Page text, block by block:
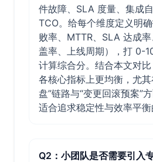
件故障、SLA 度量、集成
TCO。给每个维度定义明
败率、MTTR、SLA 达成
盖率、上线周期），打 0-
计算综合分。结合本文对
各核心指标上更均衡，尤
盘”链路与“变更回滚预案”
适合追求稳定性与效率平衡
Q2：小团队是否需要引入